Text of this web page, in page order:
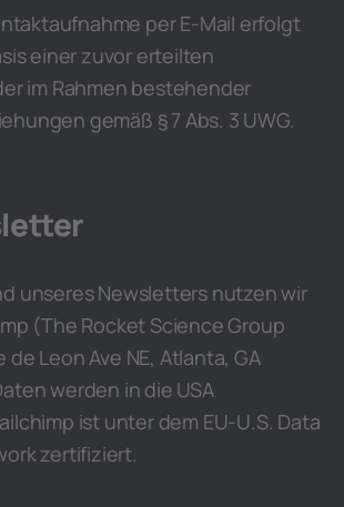
per E-Mail erfolgt
einer zuvor erteilten
im Rahmen bestehender
gemäß § 7 Abs. 3 UWG.
unseres Newsletters nutzen wir
(The Rocket Science Group
de Leon Ave NE, Atlanta, GA
werden in die USA
ist unter dem EU-U.S. Data
zertifiziert.